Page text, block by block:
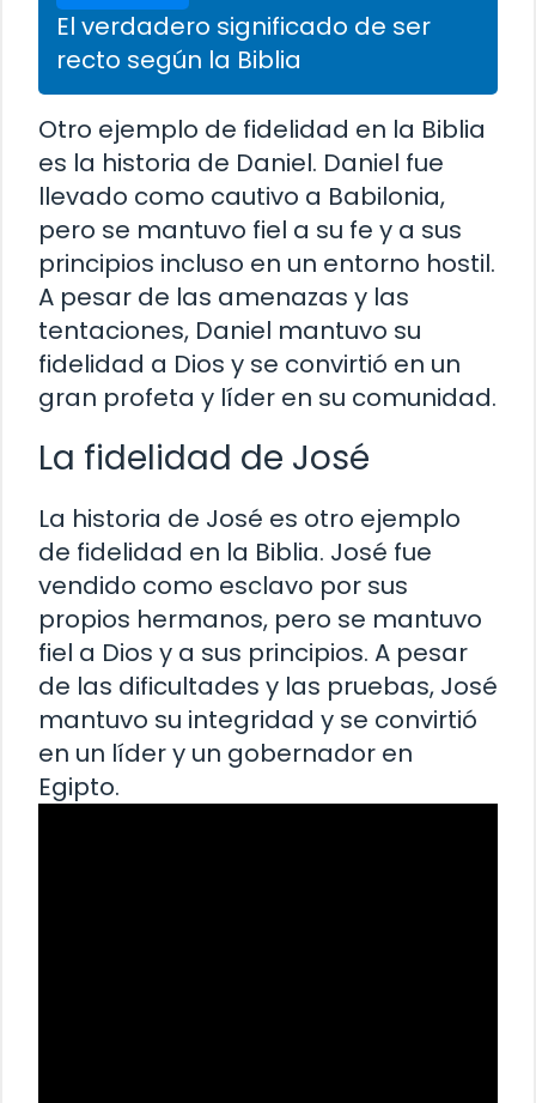
El verdadero significado de ser
recto según la Biblia
Otro ejemplo de fidelidad en la Biblia
es la historia de Daniel. Daniel fue
llevado como cautivo a Babilonia,
pero se mantuvo fiel a su fe y a sus
principios incluso en un entorno hostil.
A pesar de las amenazas y las
tentaciones, Daniel mantuvo su
fidelidad a Dios y se convirtió en un
gran profeta y líder en su comunidad.
La fidelidad de José
La historia de José es otro ejemplo
de fidelidad en la Biblia. José fue
vendido como esclavo por sus
propios hermanos, pero se mantuvo
fiel a Dios y a sus principios. A pesar
de las dificultades y las pruebas, José
mantuvo su integridad y se convirtió
en un líder y un gobernador en
Egipto.